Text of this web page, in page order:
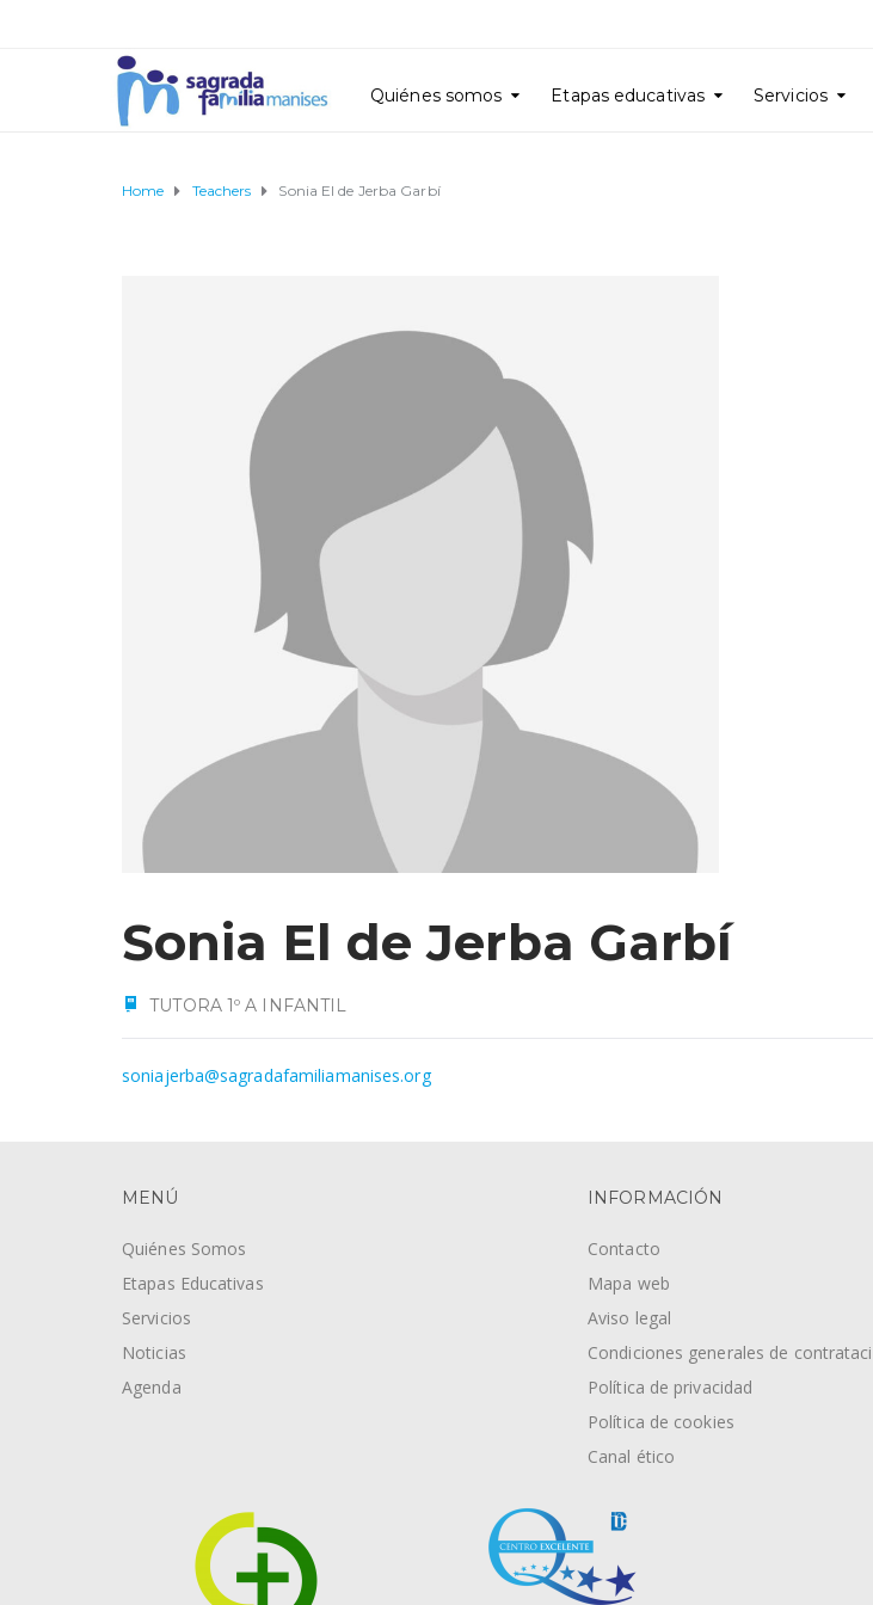
Quiénes somos Etapas educativas Servicios
Home Teachers Sonia El de Jerba Garbí
Sonia El de Jerba Garbí
TUTORA 1º A INFANTIL
soniajerba@sagradafamiliamanises.org
MENÚ
Quiénes Somos
Etapas Educativas
Servicios
Noticias
Agenda
INFORMACIÓN
Contacto
Mapa web
Aviso legal
Condiciones generales de
Política de privacidad
Política de cookies
Canal ético